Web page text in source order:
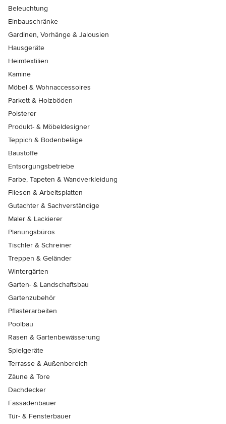
Beleuchtung
Einbauschränke
Gardinen, Vorhänge & Jalousien
Hausgeräte
Heimtextilien
Kamine
Möbel & Wohnaccessoires
Parkett & Holzböden
Polsterer
Produkt- & Möbeldesigner
Teppich & Bodenbeläge
Baustoffe
Entsorgungsbetriebe
Farbe, Tapeten & Wandverkleidung
Fliesen & Arbeitsplatten
Gutachter & Sachverständige
Maler & Lackierer
Planungsbüros
Tischler & Schreiner
Treppen & Geländer
Wintergärten
Garten- & Landschaftsbau
Gartenzubehör
Pflasterarbeiten
Poolbau
Rasen & Gartenbewässerung
Spielgeräte
Terrasse & Außenbereich
Zäune & Tore
Dachdecker
Fassadenbauer
Tür- & Fensterbauer